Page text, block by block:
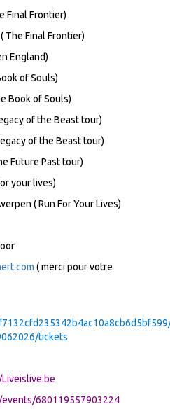
Final Frontier)
The Final Frontier)
England)
of Souls)
Book of Souls)
of the Beast tour)
of the Beast tour)
Future Past tour)
your lives)
( Run For Your Lives)
( merci pour votre
tickets
680119557903224